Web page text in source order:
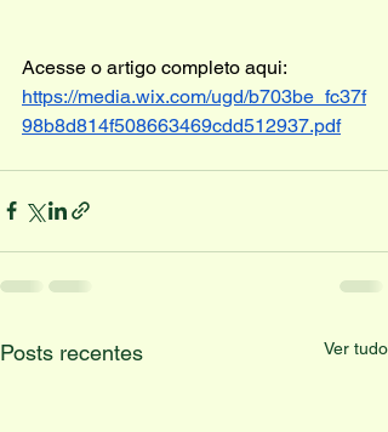
Acesse o artigo completo aqui:
https://media.wix.com/ugd/b703be_fc37f
98b8d814f508663469cdd512937.pdf
Posts recentes Ver tudo